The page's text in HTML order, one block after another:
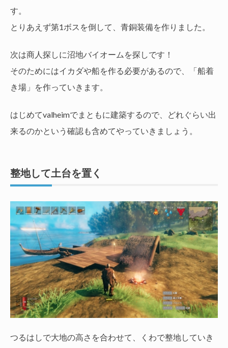
す。
とりあえず第1ボスを倒して、青銅装備を作りました。
次は商人探しに沼地バイオームを探しです！
そのためにはイカダや船を作る必要があるので、「船着
き場」を作っていきます。
はじめてvalheimでまともに建築するので、どれぐらい出
来るのかという確認も含めてやっていきましょう。
整地して土台を置く
つるはしで大地の高さを合わせて、くわで整地していき